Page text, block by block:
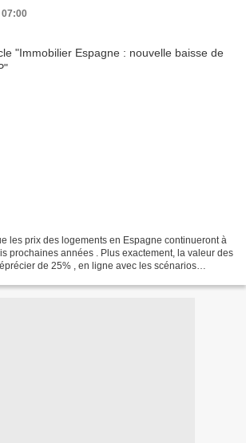
07:00
les prix des logements en Espagne continueront à
prochaines années . Plus exactement, la valeur des
de 25% , en ligne avec les scénarios